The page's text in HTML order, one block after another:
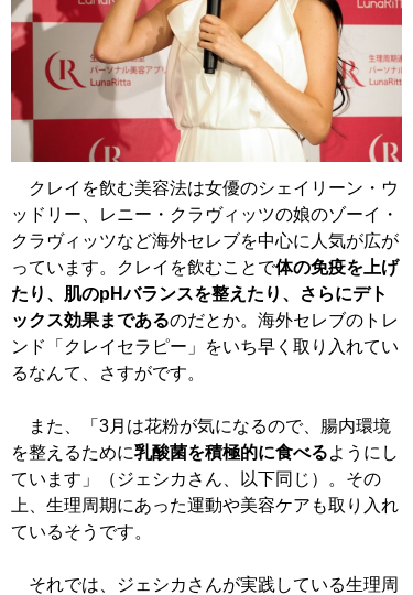
クレイを飲む美容法は女優のシェイリーン・ウ
ッドリー、レニー・クラヴィッツの娘のゾーイ・
クラヴィッツなど海外セレブを中心に人気が広が
っています。クレイを飲むことで体の免疫を上げ
たり、肌のpHバランスを整えたり、さらにデト
ックス効果まであるのだとか。海外セレブのトレ
ンド「クレイセラピー」をいち早く取り入れてい
るなんて、さすがです。
また、「3月は花粉が気になるので、腸内環境
を整えるために乳酸菌を積極的に食べるようにし
ています」（ジェシカさん、以下同じ）。その
上、生理周期にあった運動や美容ケアも取り入れ
ているそうです。
それでは、ジェシカさんが実践している生理周